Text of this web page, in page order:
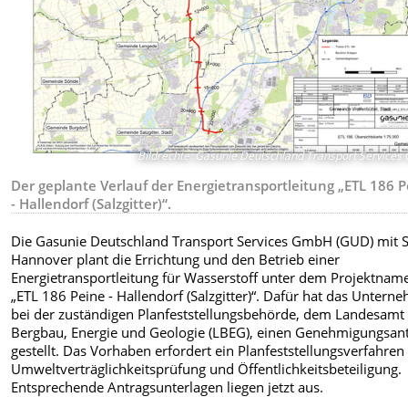
Bildrechte:Gasunie Deutschland Transport Services
Der geplante Verlauf der Energietransportleitung „ETL 186
- Hallendorf (Salzgitter)“.
Die Gasunie Deutschland Transport Services GmbH (GUD) mit
Hannover plant die Errichtung und den Betrieb einer
Energietransportleitung für Wasserstoff unter dem
„ETL 186 Peine - Hallendorf (Salzgitter)“. Dafür hat das
bei der zuständigen Planfeststellungsbehörde, dem
Bergbau, Energie und Geologie (LBEG), einen
gestellt. Das Vorhaben erfordert ein
Umweltverträglichkeitsprüfung und Öffentlichkeitsbeteiligung.
Entsprechende Antragsunterlagen liegen jetzt aus.